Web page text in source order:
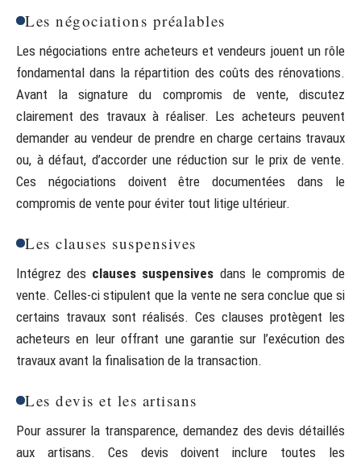
Les négociations préalables
Les négociations entre acheteurs et vendeurs jouent un rôle
fondamental dans la répartition des coûts des rénovations.
Avant la signature du compromis de vente, discutez
clairement des travaux à réaliser. Les acheteurs peuvent
demander au vendeur de prendre en charge certains travaux
ou, à défaut, d’accorder une réduction sur le prix de vente.
Ces négociations doivent être documentées dans le
compromis de vente pour éviter tout litige ultérieur.
Les clauses suspensives
Intégrez des clauses suspensives dans le compromis de
vente. Celles-ci stipulent que la vente ne sera conclue que si
certains travaux sont réalisés. Ces clauses protègent les
acheteurs en leur offrant une garantie sur l’exécution des
travaux avant la finalisation de la transaction.
Les devis et les artisans
Pour assurer la transparence, demandez des devis détaillés
aux artisans. Ces devis doivent inclure toutes les